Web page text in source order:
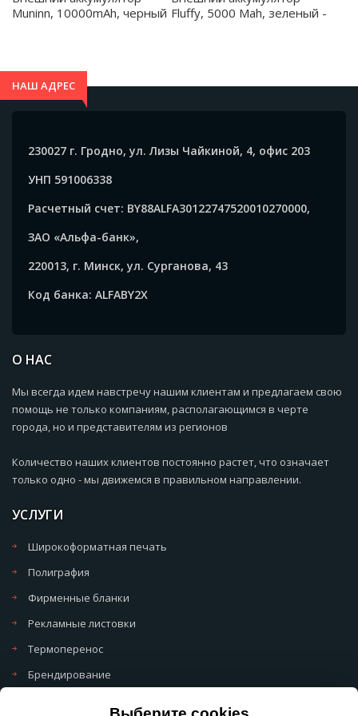
предметы; - при полной зарядке внешнего
внешнего аккумулятора и зарядку мобильного
устройства от внешнего аккумулятора.
Muninn, 10000mAh, черный Fluffy, 5000 Mah, зеленый -
НАШ АДРЕС
230027 г. Гродно, ул. Лизы Чайкиной, 4, офис 203
УНП 591006338
Расчетный счет: BY88ALFA30122747520010270000,
ЗАО «Альфа-банк»,
220013, г. Минск, ул. Сурганова, 43
Код банка: ALFABY2X
О НАС
Мы всегда идем навстречу нашим клиентам и предлагаем свою
помощь не только компаниям, располагающимся в черте
города, но и представителям из регионов
Количество наших клиентов постоянно растет, что означает
только одно - мы движемся в правильном направлении.
УСЛУГИ
Широкоформатная печать
Полиграфия
Фирменные бланки
Рекламные листовки
Термоперенос
Брендирование